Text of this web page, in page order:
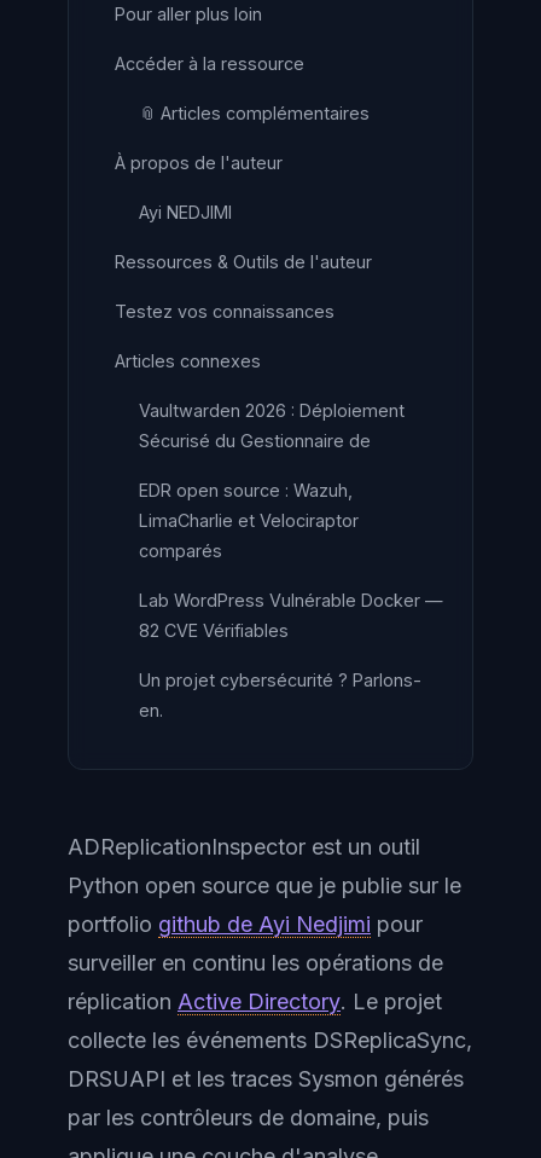
Pour aller plus loin
Accéder à la ressource
📎 Articles complémentaires
À propos de l'auteur
Ayi NEDJIMI
Ressources & Outils de l'auteur
Testez vos connaissances
Articles connexes
Vaultwarden 2026 : Déploiement
Sécurisé du Gestionnaire de
EDR open source : Wazuh,
LimaCharlie et Velociraptor
comparés
Lab WordPress Vulnérable Docker —
82 CVE Vérifiables
Un projet cybersécurité ? Parlons-
en.
ADReplicationInspector est un outil
Python open source que je publie sur le
portfolio github de Ayi Nedjimi pour
surveiller en continu les opérations de
réplication Active Directory. Le projet
collecte les événements DSReplicaSync,
DRSUAPI et les traces Sysmon générés
par les contrôleurs de domaine, puis